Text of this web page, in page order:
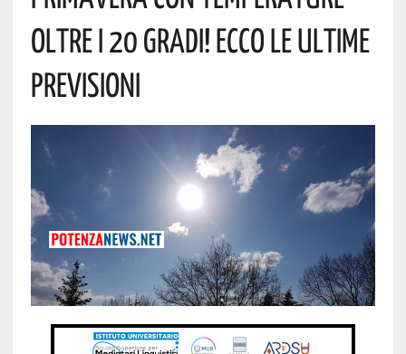
Oltre I 20 Gradi! Ecco Le Ultime
Previsioni